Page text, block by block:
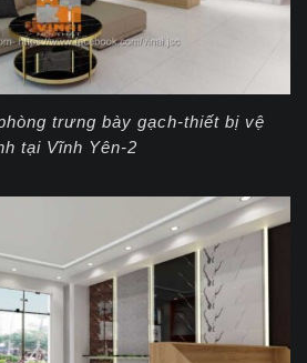
trưng bày gạch-thiết bị vệ
tại Vĩnh Yên-2